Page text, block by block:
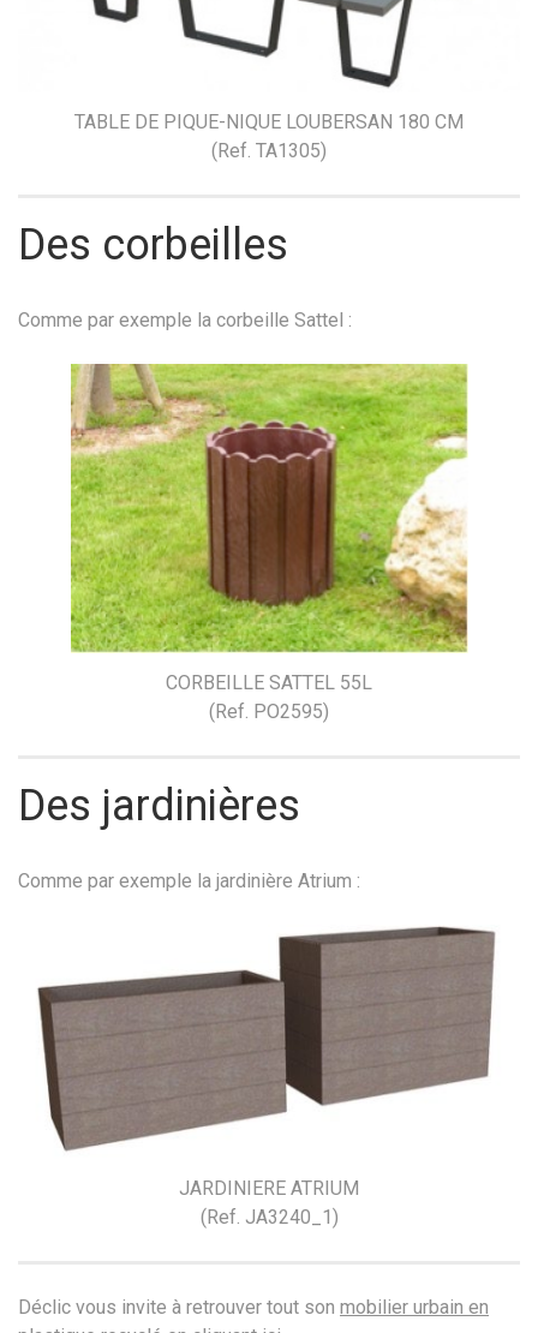
TABLE DE PIQUE-NIQUE LOUBERSAN 180 CM
(Ref. TA1305)
Des corbeilles
Comme par exemple la corbeille Sattel :
CORBEILLE SATTEL 55L
(Ref. PO2595)
Des jardinières
Comme par exemple la jardinière Atrium :
JARDINIERE ATRIUM
(Ref. JA3240_1)
Déclic vous invite à retrouver tout son mobilier urbain en